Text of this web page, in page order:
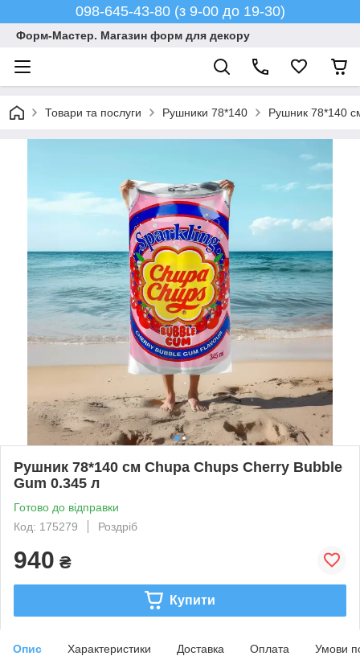
098-645-43-80 (з 9-00 до 19-30)
Форм-Мастер. Магазин форм для декору
Товари та послуги Рушники 78*140 Рушник 78*140
Рушник 78*140 см Chupa Chups Cherry Bubble
Gum 0.345 л
Готово до відправки
Код: 175279
Роздріб
940 ₴
Купити
Опис Характеристики Доставка Оплата Умови